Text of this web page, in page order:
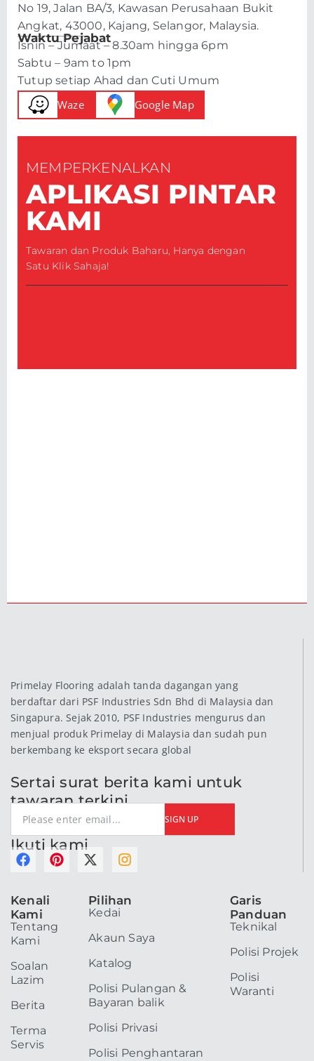
No 19, Jalan BA/3, Kawasan Perusahaan Bukit
Angkat, 43000, Kajang, Selangor, Malaysia.
Waktu Pejabat
Isnin – Jumaat – 8.30am hingga 6pm
Sabtu – 9am to 1pm
Tutup setiap Ahad dan Cuti Umum
Waze Google Map
MEMPERKENALKAN
APLIKASI PINTAR
KAMI
Tawaran dan Produk Baharu, Hanya dengan
Satu Klik Sahaja!
Primelay Flooring adalah tanda dagangan yang
berdaftar dari PSF Industries Sdn Bhd di Malaysia dan
Singapura. Sejak 2010, PSF Industries mengurus dan
menjual produk Primelay di Malaysia dan sudah pun
berkembang ke eksport secara global
Sertai surat berita kami untuk
tawaran terkini
SIGN UP
Ikuti kami
F
e
b
o
o
P
r
X
w
i
t
t
e
I
t
g
r
a
m
Kenali
Kami
Tentang
Kami
Soalan
Lazim
Berita
Terma
Servis
Pilihan
Kedai
Akaun Saya
Katalog
Polisi Pulangan &
Bayaran balik
Polisi Privasi
Polisi Penghantaran
Garis
Panduan
Teknikal
Polisi Projek
Polisi
Waranti